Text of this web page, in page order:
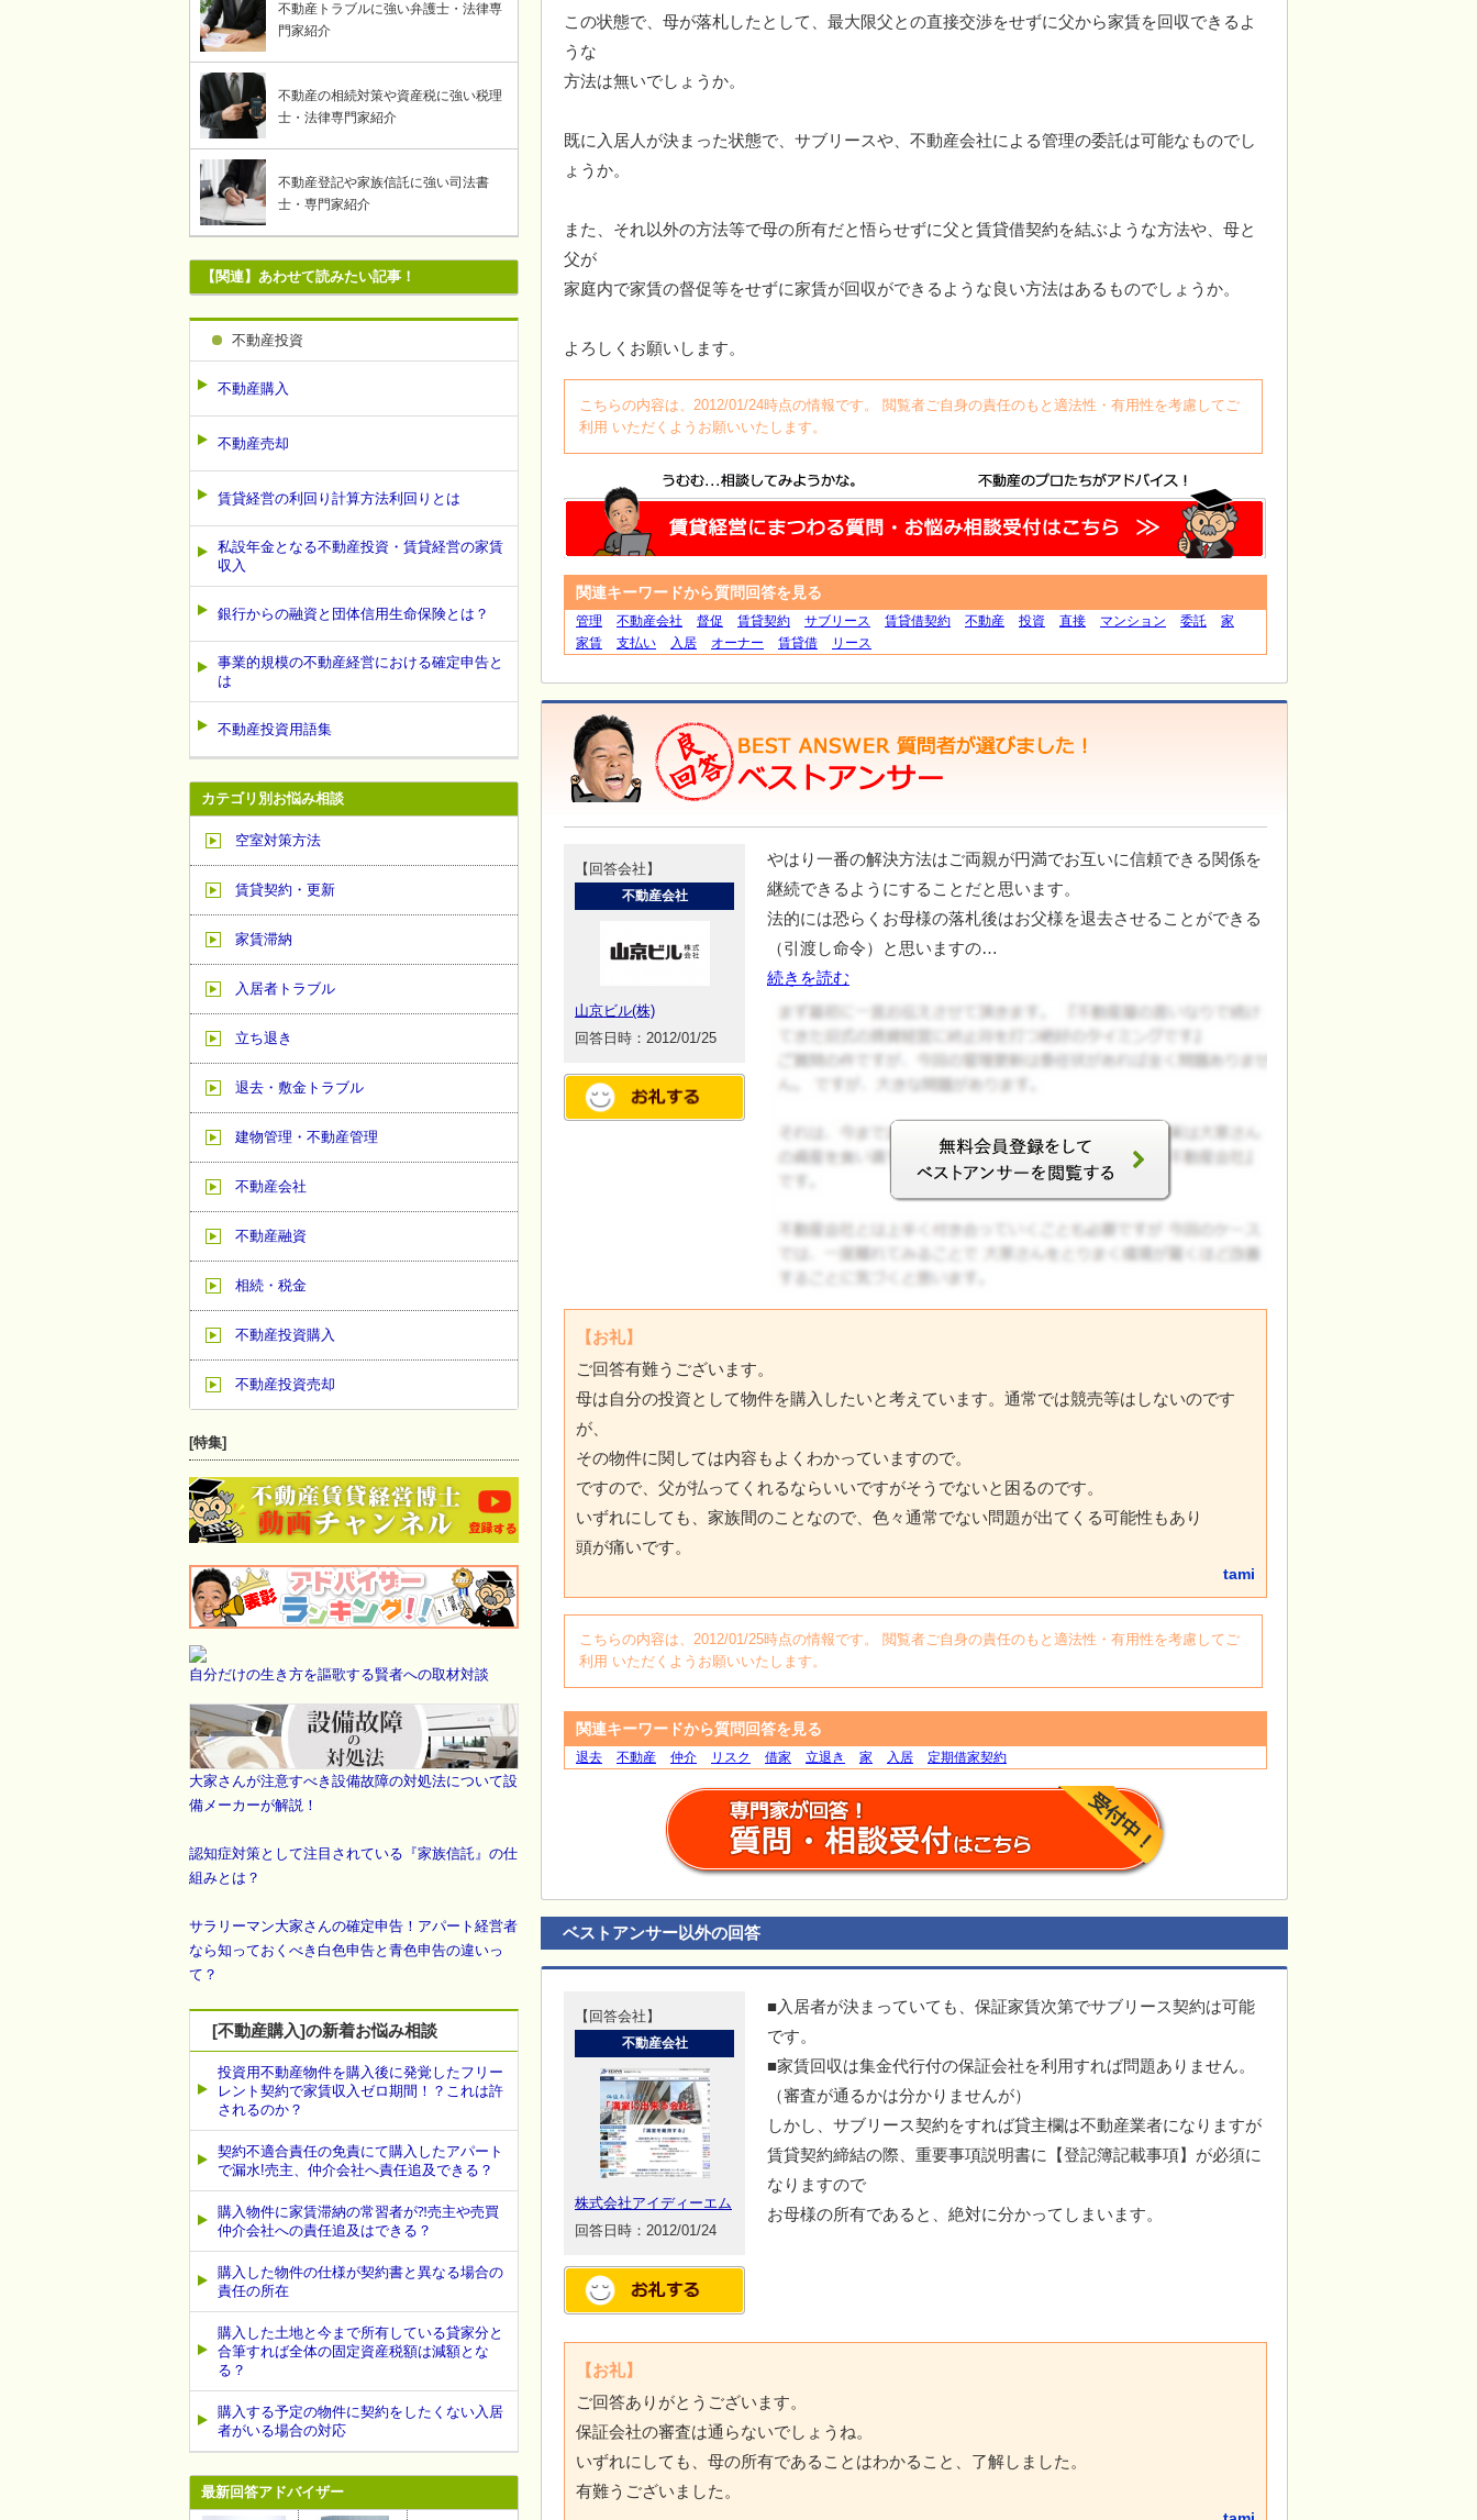
この状態で、母が落札したとして、最大限父との直接交渉をせずに父から家賃を回収できるよ
うな
方法は無いでしょうか。
既に入居人が決まった状態で、サブリースや、不動産会社による管理の委託は可能なものでし
ょうか。
また、それ以外の方法等で母の所有だと悟らせずに父と賃貸借契約を結ぶような方法や、母と
父が
家庭内で家賃の督促等をせずに家賃が回収ができるような良い方法はあるものでしょうか。
よろしくお願いします。
こちらの内容は、2012/01/24時点の情報です。 閲覧者ご自身の責任のもと適法性・有用性を考慮してご
利用 いただくようお願いいたします。
関連キーワードから質問回答を見る
管理 不動産会社 督促 賃貸契約 サブリース 賃貸借契約 不動産 投資 直接 マンション 委託
家
家賃
支払い 入居 オーナー 賃貸借 リース
【回答会社】
不動産会社
山京ビル(株)
回答日時：2012/01/25
やはり一番の解決方法はご両親が円満でお互いに信頼できる関係を
継続できるようにすることだと思います。
法的には恐らくお母様の落札後はお父様を退去させることができる
（引渡し命令）と思いますの…
続きを読む
ログイン
【お礼】
ご回答有難うございます。
母は自分の投資として物件を購入したいと考えています。通常では競売等はしないのです
が、
その物件に関しては内容もよくわかっていますので。
ですので、父が払ってくれるならいいですがそうでないと困るのです。
いずれにしても、家族間のことなので、色々通常でない問題が出てくる可能性もあり
頭が痛いです。
tami
こちらの内容は、2012/01/25時点の情報です。 閲覧者ご自身の責任のもと適法性・有用性を考慮してご
利用 いただくようお願いいたします。
関連キーワードから質問回答を見る
退去 不動産 仲介 リスク 借家 立退き 家 入居 定期借家契約
ベストアンサー以外の回答
【回答会社】
不動産会社
株式会社アイディーエム
回答日時：2012/01/24
■入居者が決まっていても、保証家賃次第でサブリース契約は可能
です。
■家賃回収は集金代行付の保証会社を利用すれば問題ありません。
（審査が通るかは分かりませんが）
しかし、サブリース契約をすれば貸主欄は不動産業者になりますが
賃貸契約締結の際、重要事項説明書に【登記簿記載事項】が必須に
なりますので
お母様の所有であると、絶対に分かってしまいます。
【お礼】
ご回答ありがとうございます。
保証会社の審査は通らないでしょうね。
いずれにしても、母の所有であることはわかること、了解しました。
有難うございました。
不動産トラブルに強い弁護士・法律専
門家紹介
不動産の相続対策や資産税に強い税理
士・法律専門家紹介
不動産登記や家族信託に強い司法書
士・専門家紹介
【関連】あわせて読みたい記事！
不動産投資
不動産購入
不動産売却
賃貸経営の利回り計算方法利回りとは
私設年金となる不動産投資・賃貸経営の家賃
収入
銀行からの融資と団体信用生命保険とは？
事業的規模の不動産経営における確定申告と
は
不動産投資用語集
カテゴリ別お悩み相談
空室対策方法
賃貸契約・更新
家賃滞納
入居者トラブル
立ち退き
退去・敷金トラブル
建物管理・不動産管理
不動産会社
不動産融資
相続・税金
不動産投資購入
不動産投資売却
[特集]
自分だけの生き方を謳歌する賢者への取材対談
大家さんが注意すべき設備故障の対処法について設
備メーカーが解説！
認知症対策として注目されている『家族信託』の仕
組みとは？
サラリーマン大家さんの確定申告！アパート経営者
なら知っておくべき白色申告と青色申告の違いっ
て？
[不動産購入]の新着お悩み相談
投資用不動産物件を購入後に発覚したフリー
レント契約で家賃収入ゼロ期間！？これは許
されるのか？
契約不適合責任の免責にて購入したアパート
で漏水!売主、仲介会社へ責任追及できる？
購入物件に家賃滞納の常習者が⁈売主や売買
仲介会社への責任追及はできる？
購入した物件の仕様が契約書と異なる場合の
責任の所在
購入した土地と今まで所有している貸家分と
合筆すれば全体の固定資産税額は減額とな
る？
購入する予定の物件に契約をしたくない入居
者がいる場合の対応
最新回答アドバイザー